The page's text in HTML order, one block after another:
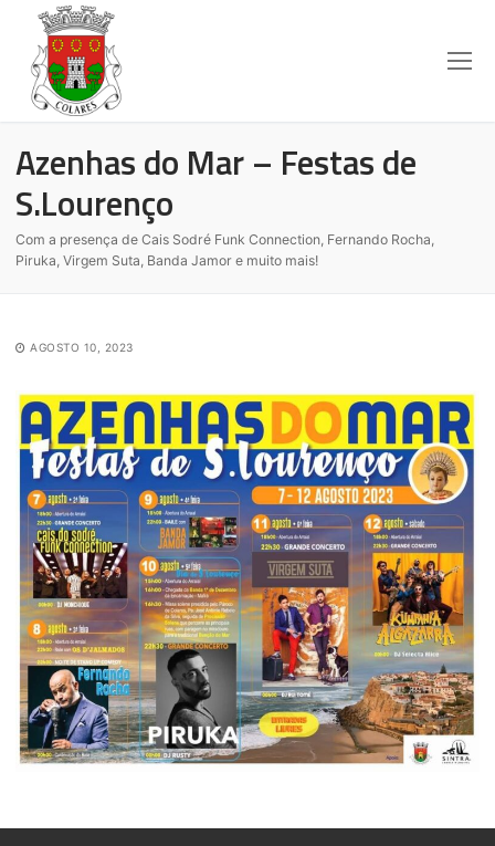
Azenhas do Mar – Festas de
S.Lourenço
Com a presença de Cais Sodré Funk Connection, Fernando Rocha,
Piruka, Virgem Suta, Banda Jamor e muito mais!
AGOSTO 10, 2023